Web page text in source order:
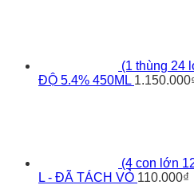
(1 thùng 24
ĐỘ 5.4% 450ML 1.150.000
(4 con lớn
L - ĐÃ TÁCH VỎ 110.000₫